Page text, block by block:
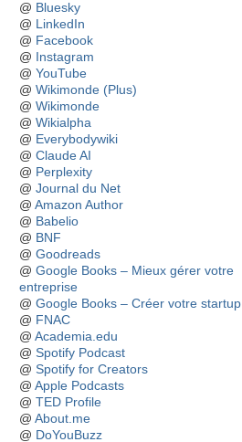
@ Bluesky
@ LinkedIn
@ Facebook
@
Instagram
@ YouTube
@ Wikimonde (Plus)
@ Wikimonde
@ Wikialpha
@ Everybodywiki
@ Claude AI
@ Perplexity
@ Journal du Net
@ Amazon Author
@ Babelio
@ BNF
@ Goodreads
@ Google Books – Mieux gérer votre
entreprise
@ Google Books – Créer votre startup
@ FNAC
@ Academia.edu
@ Spotify Podcast
@ Spotify for Creators
@ Apple Podcasts
@ TED Profile
@ About.me
@ DoYouBuzz